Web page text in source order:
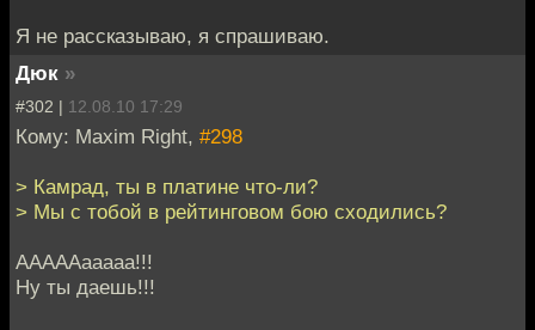
Я не рассказываю, я спрашиваю.
Дюк »
#302 | 12.08.10 17:29
Кому: Maxim Right, #298
> Камрад, ты в платине что-ли?
> Мы с тобой в рейтинговом бою сходились?
АААААааааа!!!
Ну ты даешь!!!